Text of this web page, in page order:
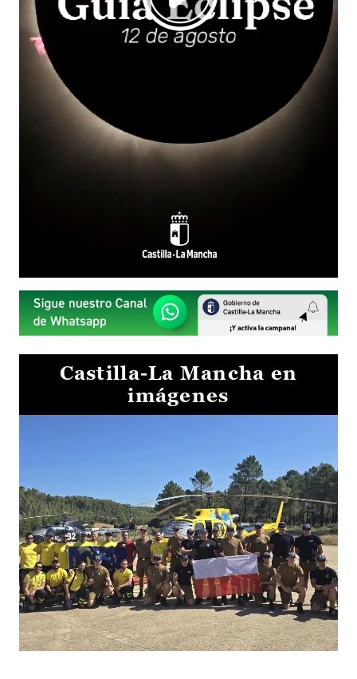
Castilla-La Mancha en
imágenes